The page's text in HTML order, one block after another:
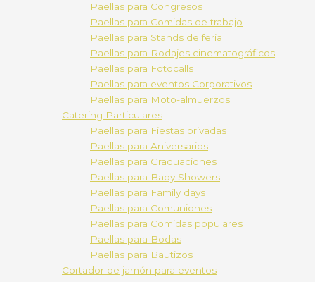
Paellas para Congresos
Paellas para Comidas de trabajo
Paellas para Stands de feria
Paellas para Rodajes cinematográficos
Paellas para Fotocalls
Paellas para eventos Corporativos
Paellas para Moto-almuerzos
Catering Particulares
Paellas para Fiestas privadas
Paellas para Aniversarios
Paellas para Graduaciones
Paellas para Baby Showers
Paellas para Family days
Paellas para Comuniones
Paellas para Comidas populares
Paellas para Bodas
Paellas para Bautizos
Cortador de jamón para eventos